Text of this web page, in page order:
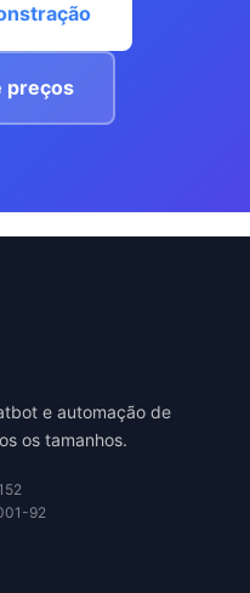
preços
e automação de
os tamanhos.
92